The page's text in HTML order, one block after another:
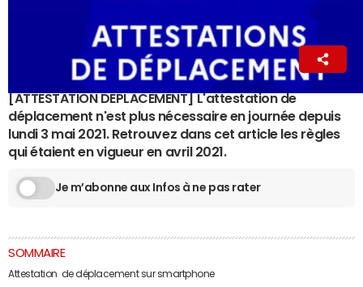
11 octobre 2021 20:40
[ATTESTATION DEPLACEMENT] L'attestation de
déplacement n'est plus nécessaire en journée depuis
lundi 3 mai 2021. Retrouvez dans cet article les règles
qui étaient en vigueur en avril 2021.
Je m’abonne aux Infos à ne pas rater
SOMMAIRE
Attestation de déplacement sur smartphone